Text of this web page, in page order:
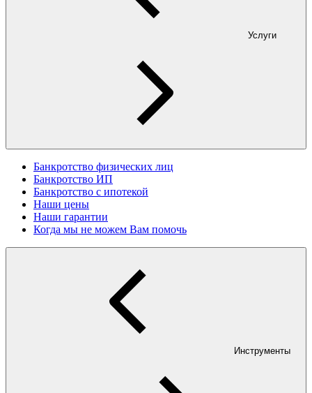
Услуги
Банкротство физических лиц
Банкротство ИП
Банкротство с ипотекой
Наши цены
Наши гарантии
Когда мы не можем Вам помочь
Инструменты